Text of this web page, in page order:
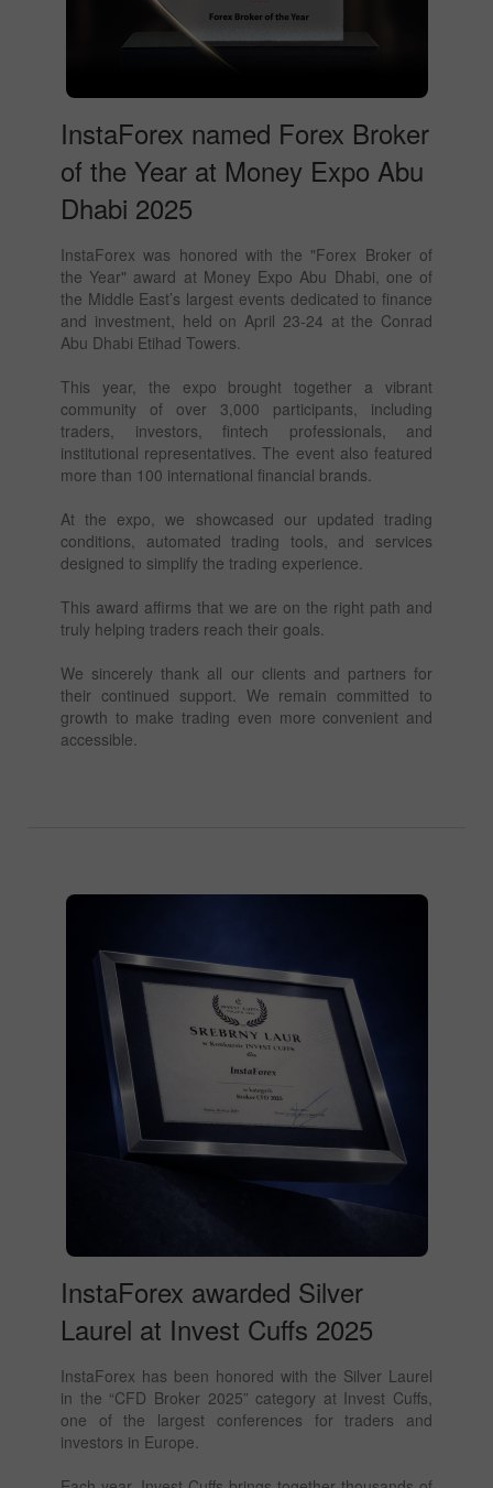
InstaForex named Forex Broker
of the Year at Money Expo Abu
Dhabi 2025
InstaForex was honored with the "Forex Broker of
the Year" award at Money Expo Abu Dhabi, one of
the Middle East’s largest events dedicated to finance
and investment, held on April 23-24 at the Conrad
Abu Dhabi Etihad Towers.
This year, the expo brought together a vibrant
community of over 3,000 participants, including
traders, investors, fintech professionals, and
institutional representatives. The event also featured
more than 100 international financial brands.
At the expo, we showcased our updated trading
conditions, automated trading tools, and services
designed to simplify the trading experience.
This award affirms that we are on the right path and
truly helping traders reach their goals.
We sincerely thank all our clients and partners for
their continued support. We remain committed to
growth to make trading even more convenient and
accessible.
InstaForex awarded Silver
Laurel at Invest Cuffs 2025
InstaForex has been honored with the Silver Laurel
in the “CFD Broker 2025” category at Invest Cuffs,
one of the largest conferences for traders and
investors in Europe.